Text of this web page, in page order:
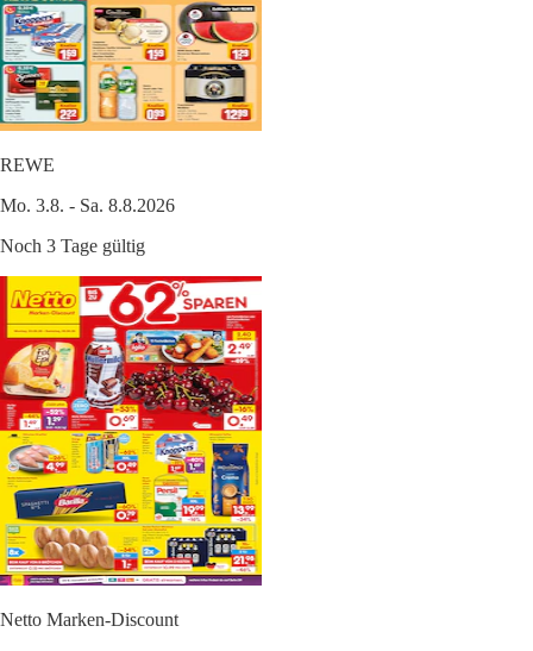
REWE
Mo. 3.8. - Sa. 8.8.2026
Noch 3 Tage gültig
Netto Marken-Discount